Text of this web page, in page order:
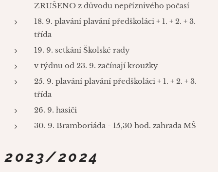
ZRUŠENO z důvodu nepříznivého počasí
18. 9. plavání plavání předškoláci + 1. + 2. + 3.
třída
19. 9. setkání Školské rady
v týdnu od 23. 9. začínají kroužky
25. 9. plavání plavání předškoláci + 1. + 2. + 3.
třída
26. 9. hasiči
30. 9. Bramboriáda - 15,30 hod. zahrada MŠ
2023/2024